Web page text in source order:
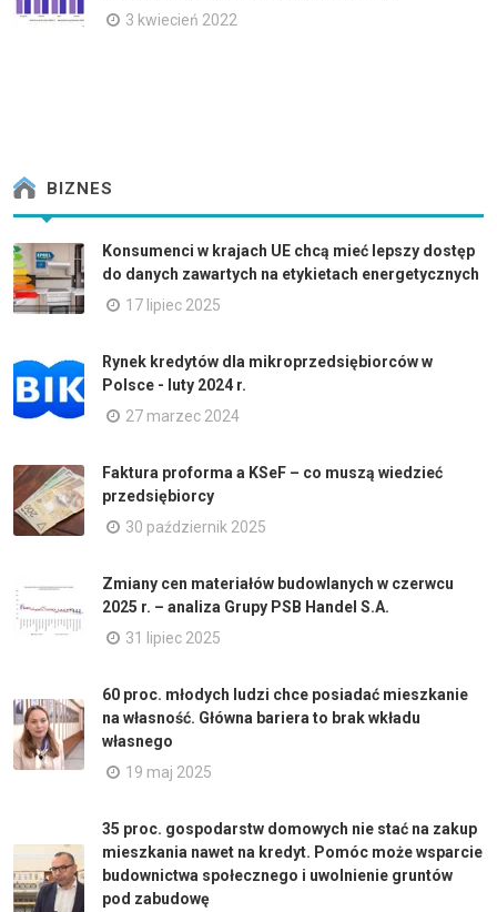
3 kwiecień 2022
BIZNES
Konsumenci w krajach UE chcą mieć lepszy dostęp
do danych zawartych na etykietach energetycznych
17 lipiec 2025
Rynek kredytów dla mikroprzedsiębiorców w
Polsce - luty 2024 r.
27 marzec 2024
Faktura proforma a KSeF – co muszą wiedzieć
przedsiębiorcy
30 październik 2025
Zmiany cen materiałów budowlanych w czerwcu
2025 r. – analiza Grupy PSB Handel S.A.
31 lipiec 2025
60 proc. młodych ludzi chce posiadać mieszkanie
na własność. Główna bariera to brak wkładu
własnego
19 maj 2025
35 proc. gospodarstw domowych nie stać na zakup
mieszkania nawet na kredyt. Pomóc może wsparcie
budownictwa społecznego i uwolnienie gruntów
pod zabudowę